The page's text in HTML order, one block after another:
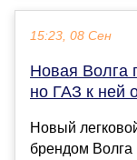
15:23, 08 Сен
Новая Волга
но ГАЗ к ней
Новый
брендом Волга